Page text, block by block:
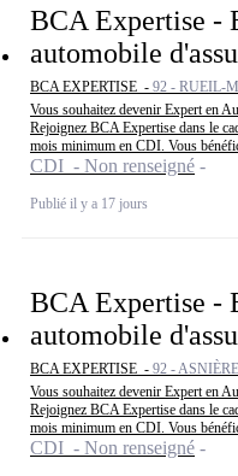
BCA Expertise -
automobile
BCA EXPERTISE - 92 - RUEIL-
Vous souhaitez devenir Expert en
Rejoignez BCA Expertise dans le
mois minimum en CDI. Vous
CDI - Non renseigné
Publié il y a 17 jours
BCA Expertise -
automobile
BCA EXPERTISE - 92 -
Vous souhaitez devenir Expert en
Rejoignez BCA Expertise dans le
mois minimum en CDI. Vous
CDI - Non renseigné